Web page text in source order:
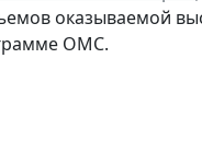
оказываемой
ОМС.